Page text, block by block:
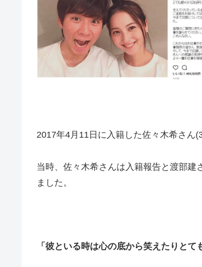
2017年4月11日に入籍した佐々木希さん
当時、佐々木希さんは入籍報告と渡部
ました。
「彼といる時は心の底から笑えたりとて